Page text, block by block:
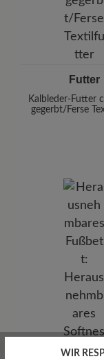
Futter
Kalbleder-Futter
gegerbt/Ferse
WIR